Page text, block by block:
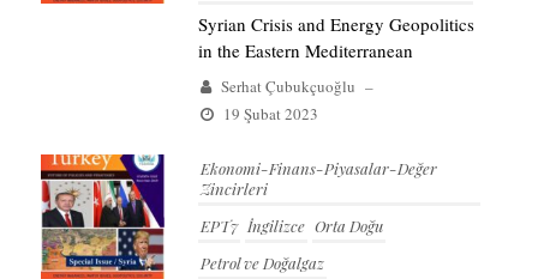
Syrian Crisis and Energy Geopolitics
in the Eastern Mediterranean
Serhat Çubukçuoğlu –
19 Şubat 2023
Ekonomi-Finans-Piyasalar-Değer
Zincirleri
EPT7 İngilizce Orta Doğu
Petrol ve Doğalgaz